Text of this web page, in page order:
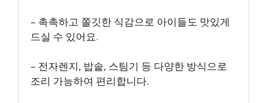
– 촉촉하고 쫄깃한 식감으로 아이들도 맛있게
드실 수 있어요.
– 전자렌지, 밥솥, 스팀기 등 다양한 방식으로
조리 가능하여 편리합니다.